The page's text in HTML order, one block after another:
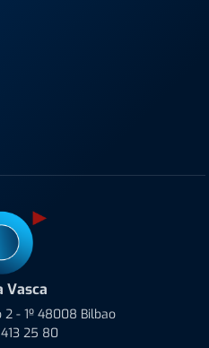
Vasca
2 - 1º 48008 Bilbao
25 80